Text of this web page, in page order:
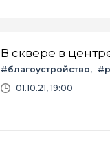
В сквере в
#благоустройство
01.10.21, 19:00